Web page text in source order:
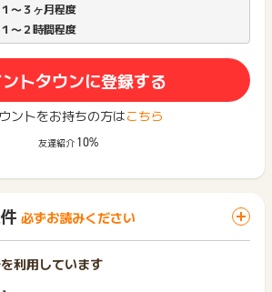
１〜３ヶ月程度
１〜２時間程度
トタウンに登録する
ントをお持ちの方はこちら
友達紹介 10%
必ずお読みください
利用しています